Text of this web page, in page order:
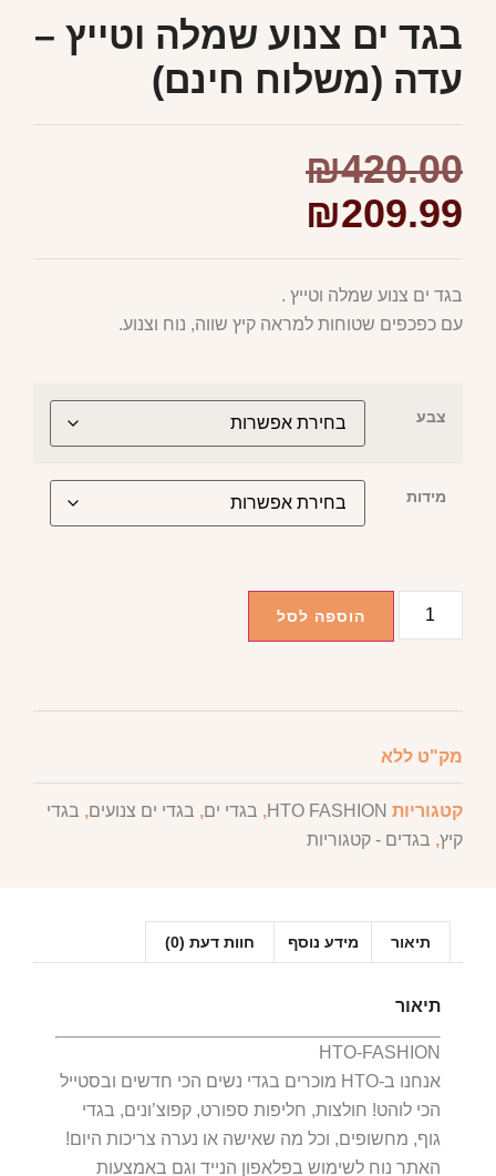
בגד ים צנוע שמלה וטייץ –
עדה (משלוח חינם)
₪420.00
₪209.99
בגד ים צנוע שמלה וטייץ .
עם כפכפים שטוחות למראה קיץ שווה, נוח וצנוע.
צבע
מידות
הוספה לסל
מק"ט ללא
קטגוריות HTO FASHION
, בגדי ים, בגדי ים צנועים, בגדי
קיץ, בגדים - קטגוריות
תיאור מידע נוסף חוות דעת (0)
תיאור
HTO-FASHION
אנחנו ב-HTO מוכרים בגדי נשים הכי חדשים ובסטייל
הכי לוהט! חולצות, חליפות ספורט, קפוצ’ונים, בגדי
גוף, מחשופים, וכל מה שאישה או נערה צריכות היום!
האתר נוח לשימוש בפלאפון הנייד וגם באמצעות